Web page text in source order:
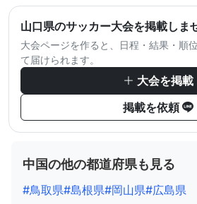
山口県のサッカー大会を掲載しま
大会ページを作ると、日程・結果・順
て届けられます。
大会を掲載
掲載を依頼
中国の他の都道府県も見る
#鳥取県#島根県#岡山県#広島県